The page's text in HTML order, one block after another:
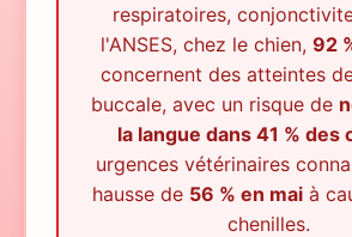
respiratoires,
l'ANSES, chez le chien, 92
concernent des atteintes
buccale, avec un risque de
la langue dans 41 % des
urgences vétérinaires
hausse de 56 % en mai à
chenilles.